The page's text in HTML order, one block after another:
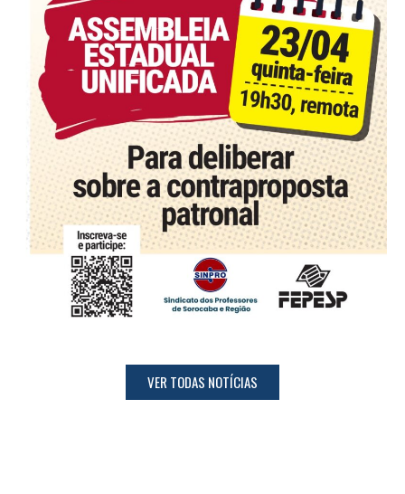
VER TODAS NOTÍCIAS